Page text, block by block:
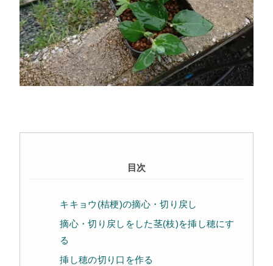
目次
キキョウ(桔梗)の摘心・切り戻し
摘心・切り戻しをした茎(枝)を挿し穂にす
る
挿し穂の切り口を作る